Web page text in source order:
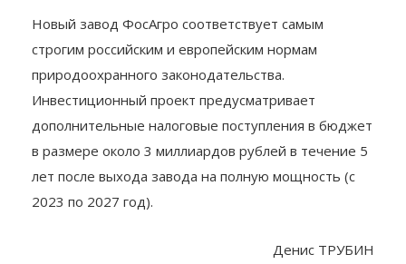
Новый завод ФосАгро соответствует самым
строгим российским и европейским нормам
природоохранного законодательства.
Инвестиционный проект предусматривает
дополнительные налоговые поступления в бюджет
в размере около 3 миллиардов рублей в течение 5
лет после выхода завода на полную мощность (с
2023 по 2027 год).
Денис ТРУБИН